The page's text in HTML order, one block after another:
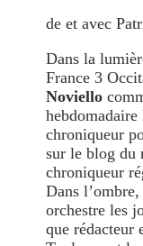
de et avec
Dans la
France 3
Noviello
chroniqueur
sur le blog du
chroniqueur
Dans
orchestre les
que rédacteur